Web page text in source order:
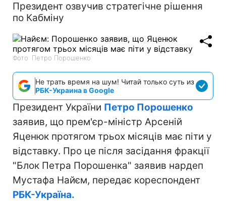
Президент озвучив стратегічне рішення
по Кабміну
Фото: Петро Порошенко
Не трать время на шум! Читай только суть из
РБК-Украина в Google
Президент України Петро Порошенко
заявив, що прем'єр-міністр Арсеній
Яценюк протягом трьох місяців має піти у
відставку. Про це після засідання фракції
"Блок Петра Порошенка" заявив нардеп
Мустафа Найєм, передає кореспондент
РБК-Україна.